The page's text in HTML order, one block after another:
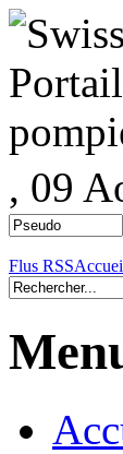
, 09
Flus RSS